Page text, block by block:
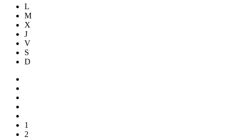
L
M
X
J
V
S
D
1
2